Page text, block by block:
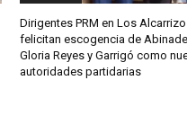
Dirigentes PRM en Los
felicitan escogencia de
Gloria Reyes y Garrigó como
autoridades partidarias